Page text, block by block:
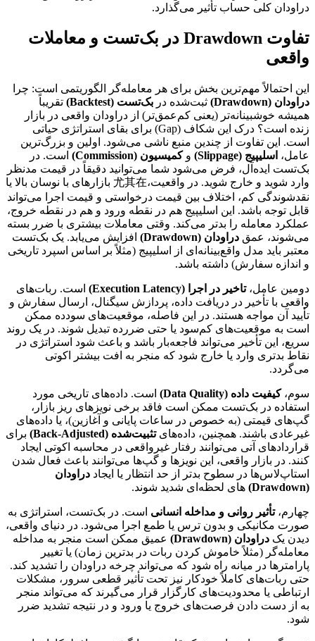
دراودان کلی حساب تأثیر می‌گذارد.
تفاوت Drawdown در بک‌تست و معاملات
واقعی
این احتمالاً مهم‌ترین بخش برای هر معامله‌گر الگوریتمی است: چرا
دراودان (Drawdown)
ثبت‌شده در بک‌تست (Backtest)
تقریباً
همیشه خوشبینانه‌تر (یعنی کم‌عمق‌تر) از دراودان واقعی در بازار
زنده است؟ درک این شکاف (Gap) برای بقای استراتژی حیاتی
است. این تفاوت از چندین منبع ناشی می‌شود. اولین و بزرگ‌ترین
عامل، اسلیپیج (Slippage) وکمیسیون (Commission)
است. در
بک‌تست ایده‌آل، فرض می‌شود شما می‌توانید دقیقاً در قیمت مدنظر
وارد شوید و خارج شوید. در واقعیت،尤其在 بازارهای با نوسان بالا یا
نقدشوندگی کم، اختلاف بین قیمت درخواستی و قیمت اجرا می‌تواند
قابل توجه باشد. این اسلیپیج هم در نقطه ورود و هم در نقطه خروج،
عملکرد معامله را بدتر می‌کند. وقتی معاملات بیشتری با ضرر بسته
می‌شوند، عمق دراودان (Drawdown)
افزایش می‌یابد. یک بک‌تست
معتبر باید مدل واقع‌بینانه‌ای از اسلیپیج (مثلاً بر اساس اسپرد تاریخی
و اندازه سفارش) داشته باشد.
دومین عامل،تاخیر در اجرا (Execution Latency)
است. ربات‌های
واقعی با تأخیر در دریافت داده، پردازش سیگنال، ارسال سفارش و
تأیید آن مواجه هستند. در این فاصله، موقعیت‌های سودده ممکن
است به موقعیت‌های کم‌سود یا حتی ضررده تبدیل شوند. در یک روند
سریع، این تأخیر می‌تواند فاجعه‌بار باشد و باعث شود استراتژی در
نقاط بدتری وارد یا خارج شود که منجر به افت بیشتر اکوتی
می‌گردد.
سوم،کیفیت داده (Data Quality)
است. داده‌های تاریخی مورد
استفاده در بک‌تست ممکن است فاقد برخی نویزهای ریز بازار،
گپ‌های قیمتی (به خصوص در ساعات پایانی و آغازین)، یا داده‌های
غیرعادی باشند. همچنین، داده‌هایتثبیت‌شده (Back-Adjusted)
برای
قراردادهای آتی می‌توانند رفتار غیرواقعی در محاسبه اکوتی ایجاد
کنند. در بازار واقعی، این نویزها و گپ‌ها می‌توانند باعث فعال‌ شدن
استاپ‌لاس‌ها در سطوح بدتر از حد انتظار یا ایجاد دراودان
(Drawdown)
های لحظه‌ای شدید شوند.
چهارم،تأثیر روانی و مداخله انسانی است. در بک‌تست، استراتژی به
صورت مکانیکی و بدون ترس یا طمع اجرا می‌شود. در دنیای واقعی،
دیدن یک دراودان (Drawdown)
عمیق ممکن است منجر به مداخله
معامله‌گر (مثلاً خاموش کردن ربات در بدترین زمان) یا تغییر
پارامترها در میانه راه شود که می‌تواند چرخه دراودان را تشدید کند.
حتی ربات‌های کاملاً خودکار نیز تحت تأثیر قطعی سرور، مشکلات
ارتباطی یا محدودیت‌های کارگزار قرار می‌گیرند که می‌تواند منجر
به از دست دادن فرصت‌های خروج یا ورود و در نتیجه تشدید ضرر
شود.